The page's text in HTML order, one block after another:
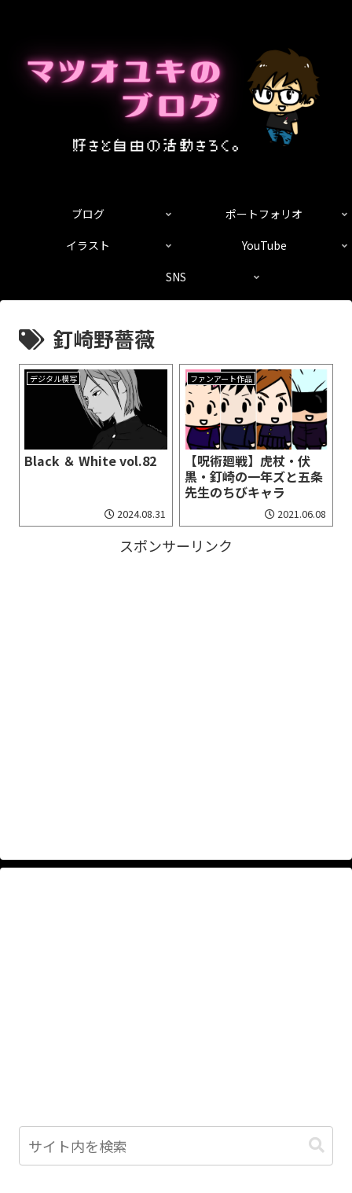
ブログ
ポートフォリオ
イラスト
YouTube
SNS
釘崎野薔薇
デジタル模写
Black ＆ White vol.82
2024.08.31
ファンアート作品
【呪術廻戦】虎杖・伏
黒・釘崎の一年ズと五条
先生のちびキャラ
2021.06.08
スポンサーリンク